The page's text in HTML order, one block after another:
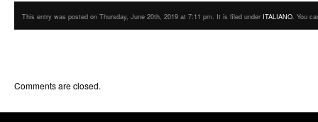
This entry was posted on Thursday, June 20th, 2019 at 7:11 pm. It is filed under ITALIANO. You
Comments are closed.